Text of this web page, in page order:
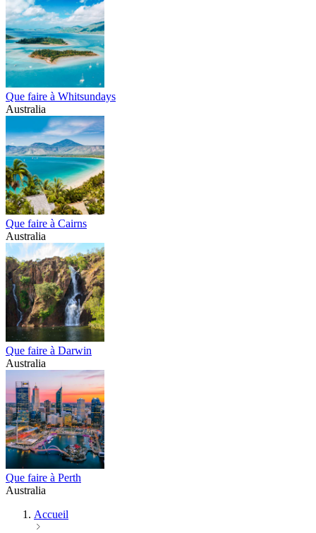
Que faire à Whitsundays
Australia
Que faire à Cairns
Australia
Que faire à Darwin
Australia
Que faire à Perth
Australia
Accueil